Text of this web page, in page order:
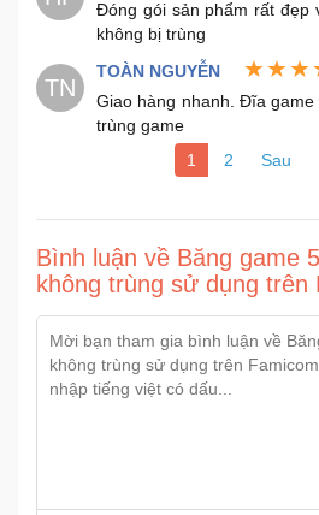
chơi
công
Đóng gói sản phẩm rất đẹp
không bị trùng
TN
TOÀN NGUYỄN
Giao hàng nhanh. Đĩa
trùng game
1
2 Sau
Bình luận về Băng game
không trùng sử dụng trên